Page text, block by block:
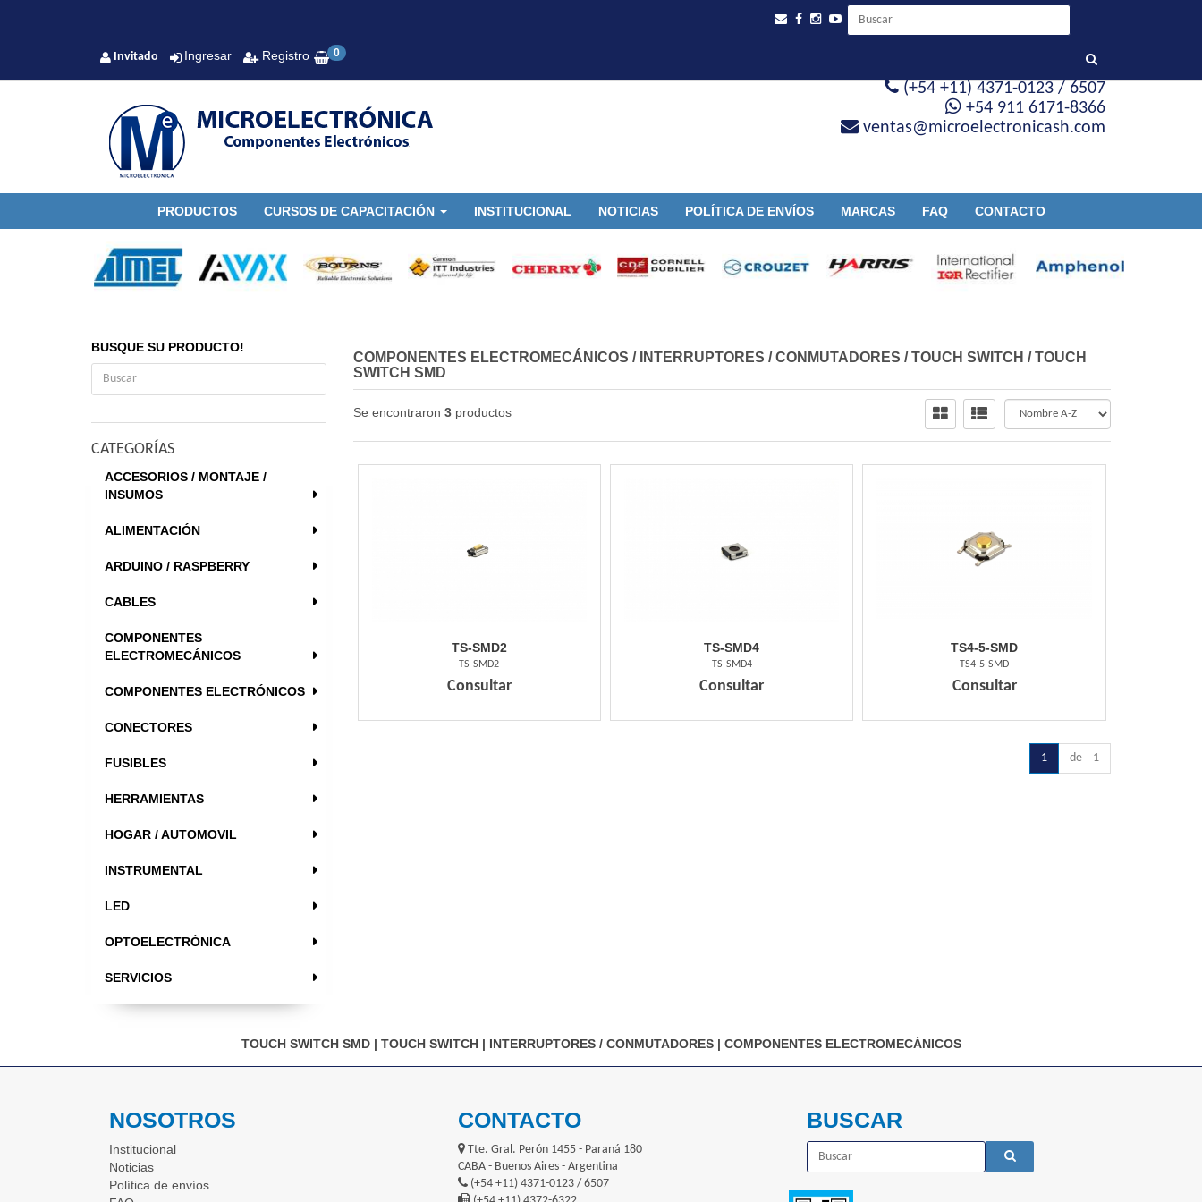
Invitado Ingresar Registro 0
PRODUCTOS CURSOS DE CAPACITACIÓN INSTITUCIONAL NOTICIAS POLÍTICA DE ENVÍOS MARCAS FAQ CONTACTO
(+54 +11) 4371-0123 / 6507
+54 911 6171-8366
ventas@microelectronicash.com
BUSQUE SU PRODUCTO!
CATEGORÍAS
ACCESORIOS / MONTAJE /
INSUMOS
ALIMENTACIÓN
ARDUINO / RASPBERRY
CABLES
COMPONENTES
ELECTROMECÁNICOS
COMPONENTES ELECTRÓNICOS
CONECTORES
FUSIBLES
HERRAMIENTAS
HOGAR / AUTOMOVIL
INSTRUMENTAL
LED
OPTOELECTRÓNICA
SERVICIOS
COMPONENTES ELECTROMECÁNICOS / INTERRUPTORES / CONMUTADORES /TOUCH SWITCH /TOUCH
SWITCH SMD
Se encontraron 3 productos
TS-SMD2
TS-SMD2
Consultar
TS-SMD4
TS-SMD4
Consultar
TS4-5-SMD
TS4-5-SMD
Consultar
1 de 1
TOUCH SWITCH SMD| TOUCH SWITCH| INTERRUPTORES / CONMUTADORES| COMPONENTES ELECTROMECÁNICOS
NOSOTROS
Institucional
Noticias
Política de envíos
CONTACTO
Tte. Gral. Perón 1455 - Paraná 180
CABA - Buenos Aires - Argentina
(+54 +11) 4371-0123 / 6507
BUSCAR